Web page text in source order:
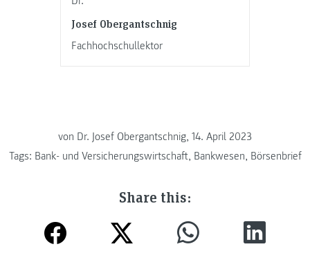
Josef Obergantschnig
Fachhochschullektor
von Dr. Josef Obergantschnig, 14. April 2023
Tags: Bank- und Versicherungswirtschaft, Bankwesen, Börsenbrief
Share this: